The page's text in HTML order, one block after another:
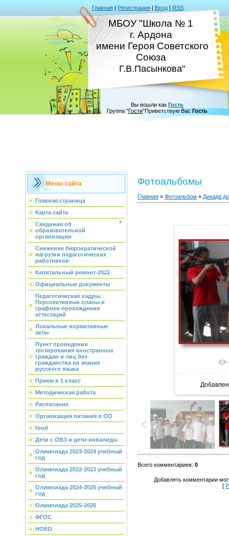
Главная | Регистрация | Вход | RSS
МБОУ "Школа № 1
г. Ардона
имени Героя Советского
Союза
Г.В.Пасынкова"
Вы вошли как Гость
Группа "Гости"Приветствую Вас Гость
Меню сайта
Главная страница
Карта сайта
Сведения об
образовательной
организации
Снижение бюрократической
нагрузки педагогических
работников
Капитальный ремонт-2022
Официальные документы
Педагогические кадры.
Перспективные планы и
графики прохождения
аттестаций
Локальные нормативные
акты
Пункт проведения
тестирования иностранных
граждан и лиц без
гражданства на знание
русского языка
Прием в 1 класс
Методическая работа
Расписание
Организация питания в ОО
food
Дети с ОВЗ и дети-инвалиды
Олимпиада 2023-2024 учебный
год
Олимпиада 2022-2023 учебный
год
Олимпиада 2024-2025 учебный
год
Олимпиада 2025-2026
ФГОС
НОКО
Фотоальбомы
Главная » Фотоальбом » Декада
Всего комментариев: 0
Добавлять комментарии
[